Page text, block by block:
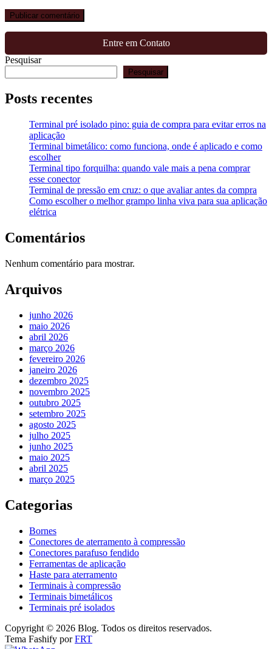
Entre em Contato
Pesquisar
Pesquisar
Posts recentes
Terminal pré isolado pino: guia de compra para evitar erros na
aplicação
Terminal bimetálico: como funciona, onde é aplicado e como
escolher
Terminal tipo forquilha: quando vale mais a pena comprar
esse conector
Terminal de pressão em cruz: o que avaliar antes da compra
Como escolher o melhor grampo linha viva para sua aplicação
elétrica
Comentários
Nenhum comentário para mostrar.
Arquivos
junho 2026
maio 2026
abril 2026
março 2026
fevereiro 2026
janeiro 2026
dezembro 2025
novembro 2025
outubro 2025
setembro 2025
agosto 2025
julho 2025
junho 2025
maio 2025
abril 2025
março 2025
Categorias
Bornes
Conectores de aterramento à compressão
Conectores parafuso fendido
Ferramentas de aplicação
Haste para aterramento
Terminais à compressão
Terminais bimetálicos
Terminais pré isolados
Copyright © 2026 Blog. Todos os direitos reservados.
Tema Fashify porFRT